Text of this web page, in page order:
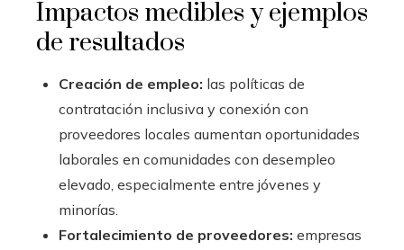
Impactos medibles y ejemplos
de resultados
Creación de empleo: las políticas de
contratación inclusiva y conexión con
proveedores locales aumentan oportunidades
laborales en comunidades con desempleo
elevado, especialmente entre jóvenes y
minorías.
Fortalecimiento de proveedores: empresas